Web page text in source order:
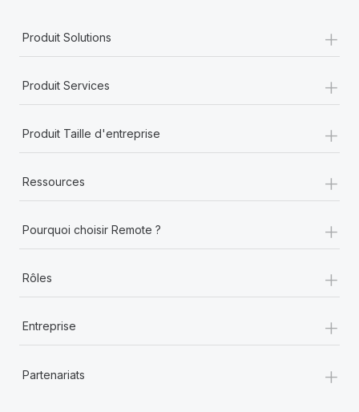
Produit Solutions +
Produit Services +
Produit Taille d'entreprise +
Ressources +
Pourquoi choisir Remote ? +
Rôles +
Entreprise +
Partenariats +